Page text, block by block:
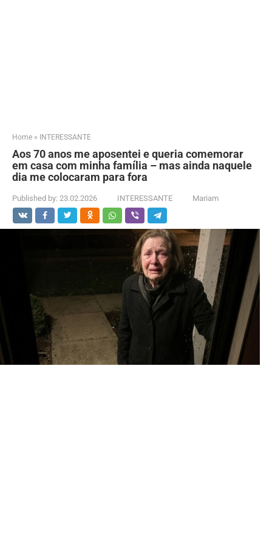
Home » INTERESSANTE
Aos 70 anos me aposentei e queria comemorar
em casa com minha família – mas ainda naquele
dia me colocaram para fora
Published by: 23.02.2026 INTERESSANTE Mariam